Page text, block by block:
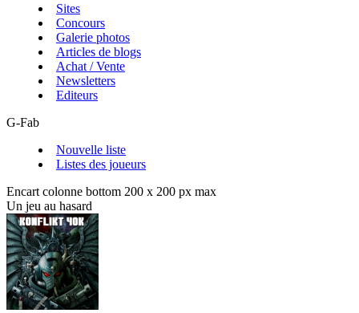
Sites
Concours
Galerie photos
Articles de blogs
Achat / Vente
Newsletters
Editeurs
G-Fab
Nouvelle liste
Listes des joueurs
Encart colonne bottom 200 x 200 px max
Un jeu au hasard